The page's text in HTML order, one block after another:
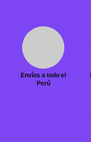
Envíos a todo el
Perú